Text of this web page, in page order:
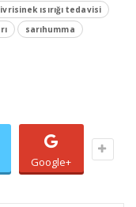
ısırığı tedavisi
sarıhumma
Google+